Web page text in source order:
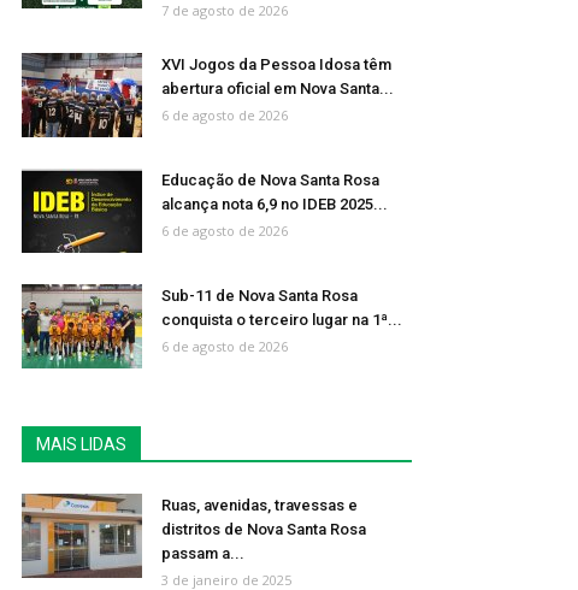
7 de agosto de 2026
XVI Jogos da Pessoa Idosa têm
abertura oficial em Nova Santa...
6 de agosto de 2026
Educação de Nova Santa Rosa
alcança nota 6,9 no IDEB 2025...
6 de agosto de 2026
Sub-11 de Nova Santa Rosa
conquista o terceiro lugar na 1ª...
6 de agosto de 2026
MAIS LIDAS
Ruas, avenidas, travessas e
distritos de Nova Santa Rosa
passam a...
3 de janeiro de 2025